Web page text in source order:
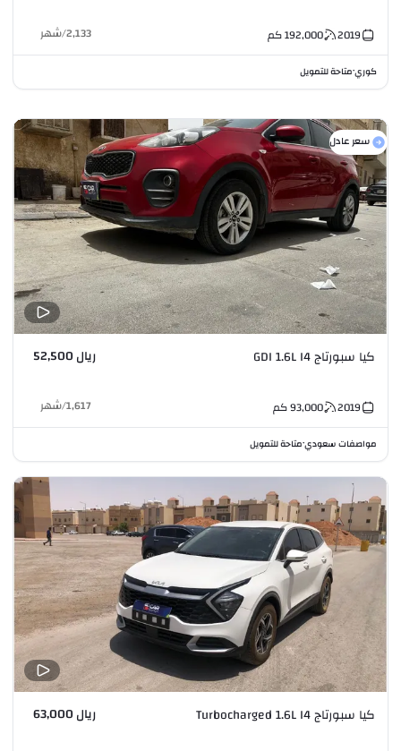
2019
192,000كم 2,133
/شهر
كوري•متاحة للتمويل
سعر عادل
كيا سبورتاج GDI 1.6L I4 ريال 52,500
2019
93,000كم 1,617
/شهر
مواصفات سعودي•متاحة للتمويل
كيا سبورتاج Turbocharged 1.6L I4 ريال 63,000